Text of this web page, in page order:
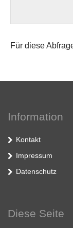
Für diese
Information
Kontakt
Impressum
Datenschutz
Diese Seite